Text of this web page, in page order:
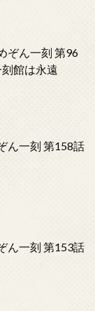
ぞん一刻 第96
館は永遠
ん一刻 第158話
ん一刻 第153話